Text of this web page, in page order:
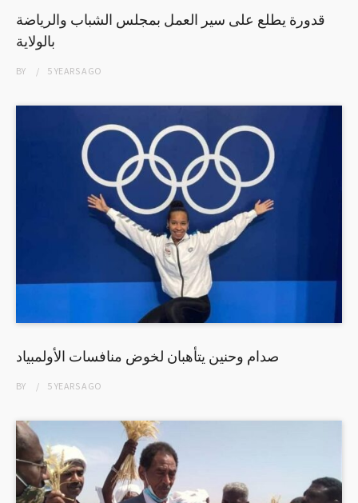
قدورة يطلع على سير العمل بمجلس الشباب والرياضة
بالولاية
BY 5 YEARSAGO
صدام وحنين يتأهبان لخوض منافسات الأولمبياد
BY 5 YEARSAGO